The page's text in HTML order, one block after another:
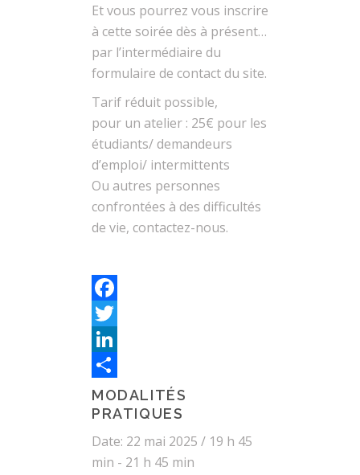
Et vous pourrez vous inscrire
à cette soirée dès à présent…
par l’intermédiaire du
formulaire de contact du site.
Tarif réduit possible,
pour un atelier : 25€ pour les
étudiants/ demandeurs
d’emploi/ intermittents
Ou autres personnes
confrontées à des difficultés
de vie, contactez-nous.
Facebook
Twitter
LinkedIn
Partager
MODALITÉS
PRATIQUES
Date: 22 mai 2025 / 19 h 45
min - 21 h 45 min